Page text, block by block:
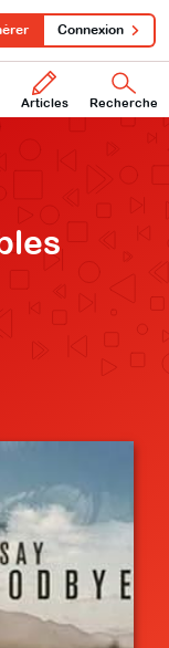
Articles Recherche
Connexion